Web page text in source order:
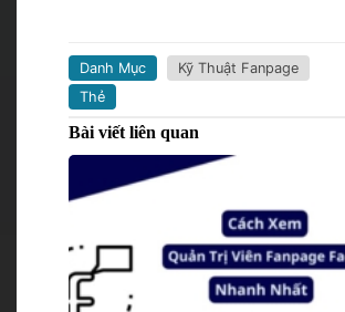
Danh Mục
Kỹ Thuật Fanpage
Thẻ
Bài viết liên quan